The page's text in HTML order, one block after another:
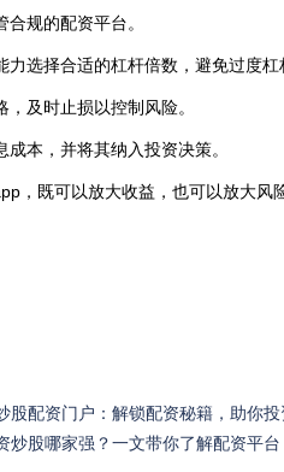
规的配资平台。
选择合适的杠杆倍数，避免过度杠
及时止损以控制风险。
本，并将其纳入投资决策。
，既可以放大收益，也可以放大
股配资门户：解锁配资秘籍，助你
炒股哪家强？一文带你了解配资平台